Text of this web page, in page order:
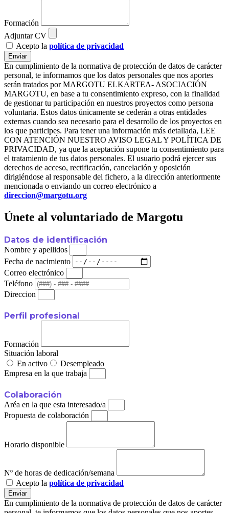
Formación
Adjuntar CV
Acepto la política de privacidad
Enviar
En cumplimiento de la normativa de protección de datos de carácter
personal, te informamos que los datos personales que nos aportes
serán tratados por MARGOTU ELKARTEA- ASOCIACIÓN
MARGOTU, en base a tu consentimiento expreso, con la finalidad
de gestionar tu participación en nuestros proyectos como persona
voluntaria. Estos datos únicamente se cederán a otras entidades
externas cuando sea necesario para el desarrollo de los proyectos en
los que participes. Para tener una información más detallada, LEE
CON ATENCIÓN NUESTRO AVISO LEGAL Y POLÍTICA DE
PRIVACIDAD, ya que la aceptación supone tu consentimiento para
el tratamiento de tus datos personales. El usuario podrá ejercer sus
derechos de acceso, rectificación, cancelación y oposición
dirigiéndose al responsable del fichero, a la dirección anteriormente
mencionada o enviando un correo electrónico a
direccion@margotu.org
Únete al voluntariado de Margotu
Datos de identificación
Nombre y apellidos
Fecha de nacimiento
Correo electrónico
Teléfono
Direccion
Perfil profesional
Formación
Situación laboral
En activo
Desempleado
Empresa en la que trabaja
Colaboración
Aréa en la que esta interesado/a
Propuesta de colaboración
Horario disponible
Nº de horas de dedicación/semana
Acepto la política de privacidad
Enviar
En cumplimiento de la normativa de protección de datos de carácter